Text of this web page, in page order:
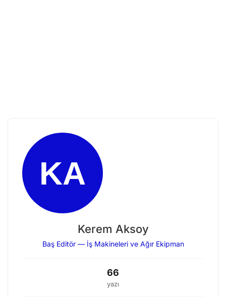
Kerem Aksoy
Baş Editör — İş Makineleri ve Ağır Ekipman
66
yazı